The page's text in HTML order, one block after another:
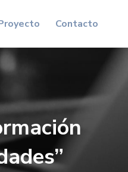
Contacto